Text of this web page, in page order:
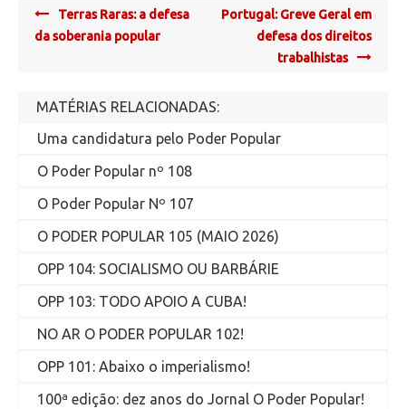
Post
navigation
Terras Raras: a defesa
da soberania popular
Portugal: Greve Geral em
defesa dos direitos
trabalhistas
MATÉRIAS RELACIONADAS:
Uma candidatura pelo Poder Popular
O Poder Popular nº 108
O Poder Popular Nº 107
O PODER POPULAR 105 (MAIO 2026)
OPP 104: SOCIALISMO OU BARBÁRIE
OPP 103: TODO APOIO A CUBA!
NO AR O PODER POPULAR 102!
OPP 101: Abaixo o imperialismo!
100ª edição: dez anos do Jornal O Poder Popular!